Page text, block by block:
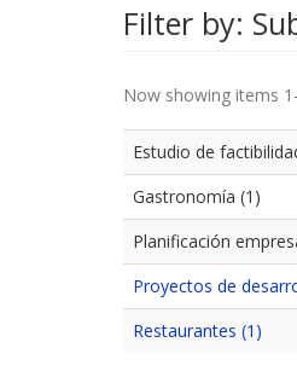
Filter by:
Now showing items
Estudio de
Gastronomía (1)
Planificación
Proyectos de
Restaurantes (1)